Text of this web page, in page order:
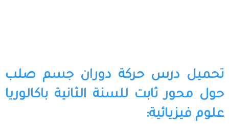
تحميل درس حركة دوران جسم صلب
حول محور ثابت للسنة الثانية باكالوريا
علوم فيزيائية: